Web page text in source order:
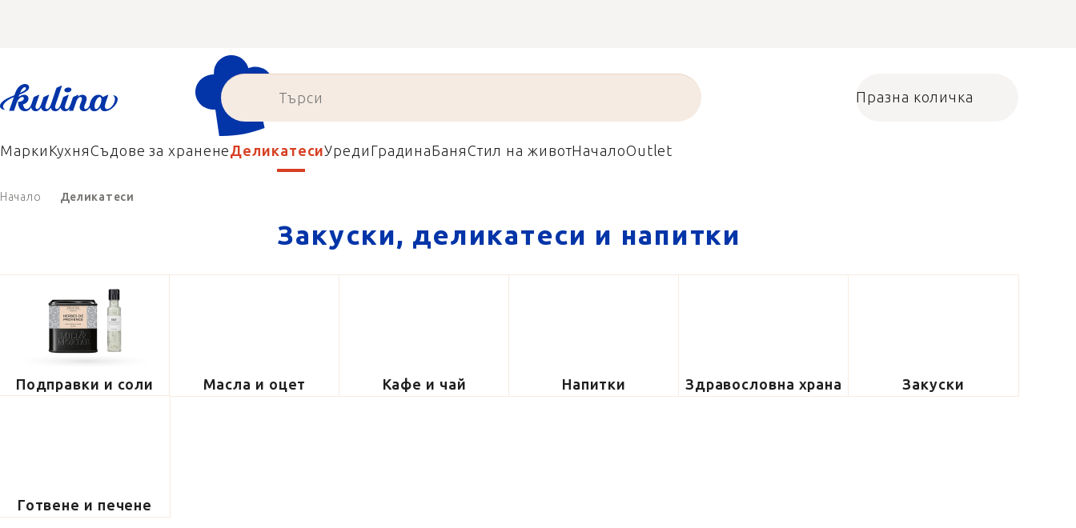
Количка за
Празна количка
МаркиКухняСъдове за храненеДеликатесиУредиГрадинаБаняСтил на животНачалоOutlet
Начало Деликатеси
Закуски, деликатеси и напитки
Подправки и соли Масла и оцет Кафе и чай Напитки Здравословна храна Закуски
Готвене и печене